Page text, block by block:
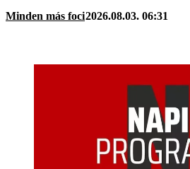
Minden más foci2026.08.03. 06:31